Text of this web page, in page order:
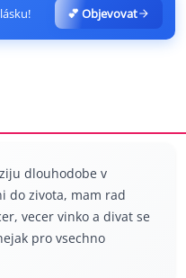
💕 Objevovat
dlouhodobe v
do zivota, mam rad
vecer vinko a divat se
pro vsechno